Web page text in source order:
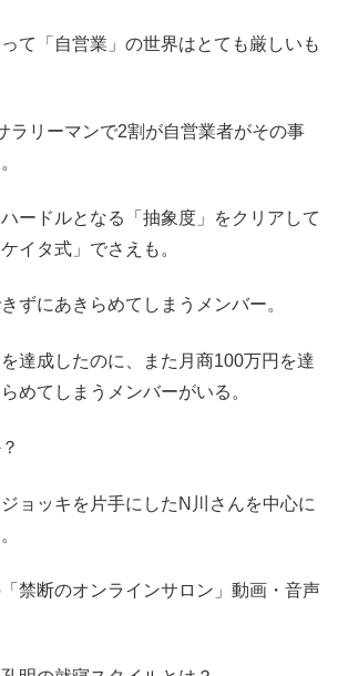
て「自営業」の世界はとても厳しいも
ラリーマンで2割が自営業者がその事
ードルとなる「抽象度」をクリアして
イタ式」でさえも。
ずにあきらめてしまうメンバー。
達成したのに、また月商100万円を達
めてしまうメンバーがいる。
ョッキを片手にしたN川さんを中心に
禁断のオンラインサロン」動画・音声